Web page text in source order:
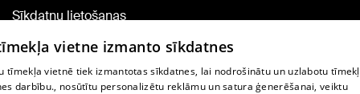
Sīkdatņu lietošanas
noteikumi
Komentāru pievienošana
vietne izmanto sīkdatnes
tīmekļa vietnē tiek izmantotas sīkdatnes, lai nodrošinātu un uzlabotu
darbību., nosūtītu personalizētu reklāmu un satura ģenerēšanai, veiktu